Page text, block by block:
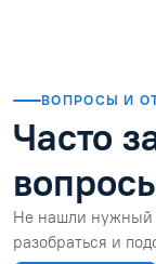
ВОПРОСЫ И
Часто
Не нашли нужный
разобраться и